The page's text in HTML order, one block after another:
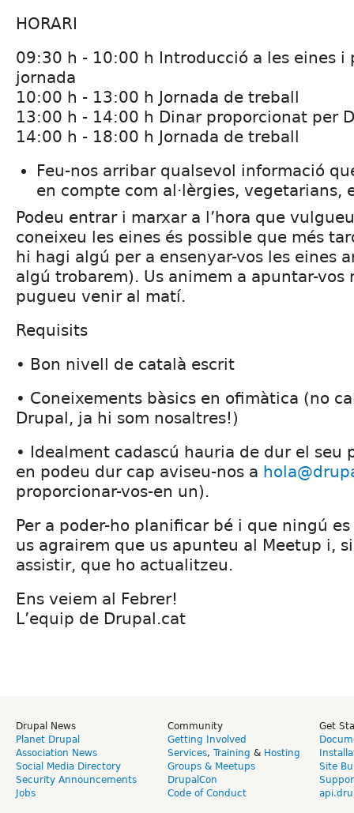
HORARI
09:30 h - 10:00 h Introducció a les eines i
jornada
10:00 h - 13:00 h Jornada de treball
13:00 h - 14:00 h Dinar proporcionat per
14:00 h - 18:00 h Jornada de treball
Feu-nos arribar qualsevol informació
en compte com al·lèrgies, vegetarians,
Podeu entrar i marxar a l’hora que
coneixeu les eines és possible que més
hi hagi algú per a ensenyar-vos les eines
algú trobarem). Us animem a apuntar-vos
pugueu venir al matí.
Requisits
• Bon nivell de català escrit
• Coneixements bàsics en ofimàtica (no
Drupal, ja hi som nosaltres!)
• Idealment cadascú hauria de dur el seu
en podeu dur cap aviseu-nos a
proporcionar-vos-en un).
Per a poder-ho planificar bé i que ningú
us agrairem que us apunteu al Meetup i,
assistir, que ho actualitzeu.
Ens veiem al Febrer!
L’equip de Drupal.cat
Drupal News
Planet Drupal
Association News
Social Media Directory
Security Announcements
Jobs
Community
Getting Involved
Services, Training & Hosting
Groups & Meetups
DrupalCon
Code of Conduct
Get
Site